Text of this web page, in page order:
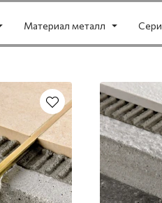
Материал металл